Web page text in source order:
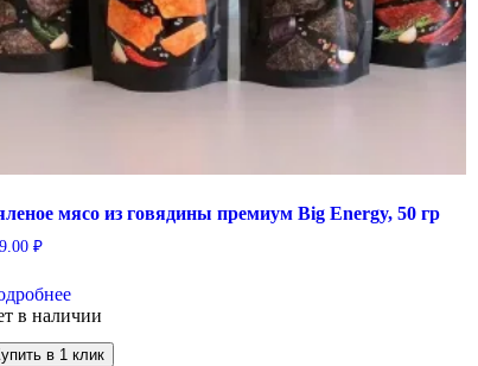
мясо из говядины премиум Big Energy, 50 гр
₽
в наличии
в 1 клик